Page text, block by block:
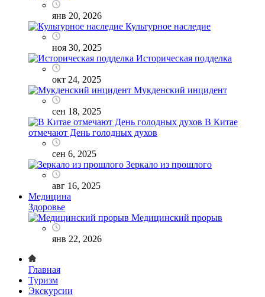
янв 20, 2026
Культурное наследие
ноя 30, 2025
Историческая подделка
окт 24, 2025
Мукденский инцидент
сен 18, 2025
В Китае
отмечают День голодных духов
сен 6, 2025
Зеркало из прошлого
авг 16, 2025
Медицина
Здоровье
Медицинский прорыв
янв 22, 2026
Главная
Туризм
Экскурсии